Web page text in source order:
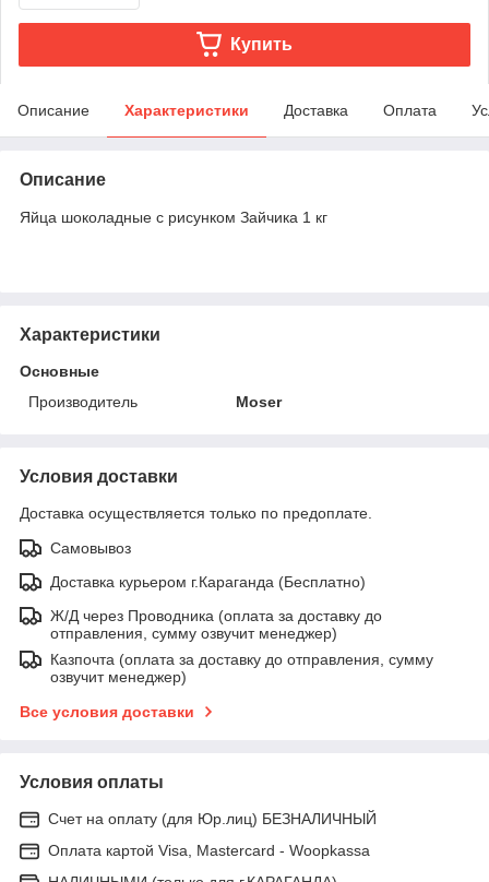
Купить
Описание Характеристики Доставка Оплата
Описание
Яйца шоколадные с рисунком Зайчика 1 кг
Характеристики
Основные
Производитель
Moser
Условия доставки
Доставка осуществляется только по предоплате.
Самовывоз
Доставка курьером г.Караганда (Бесплатно)
Ж/Д через Проводника (оплата за доставку до
отправления, сумму озвучит менеджер)
Казпочта (оплата за доставку до отправления, сумму
озвучит менеджер)
Все условия доставки
Условия оплаты
Счет на оплату (для Юр.лиц) БЕЗНАЛИЧНЫЙ
Оплата картой Visa, Mastercard - Woopkassa